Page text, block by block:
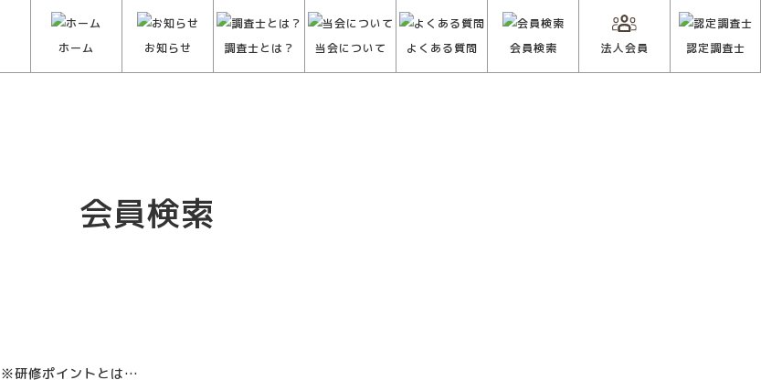
ホーム お知らせ 調査士とは？ 当会について よくある質問 会員検索 法人会員 認定調査士
会員検索
※研修ポイントとは…